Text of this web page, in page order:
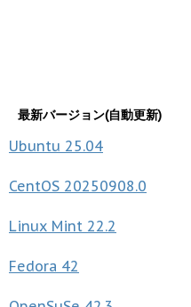
最新バージョン(自動更新)
Ubuntu 25.04
CentOS 20250908.0
Linux Mint 22.2
Fedora 42